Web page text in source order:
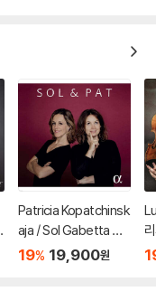
Patricia Kopatchinsk
aja / Sol Gabetta 파
트리샤 코파친스카야,
19% 19,900원